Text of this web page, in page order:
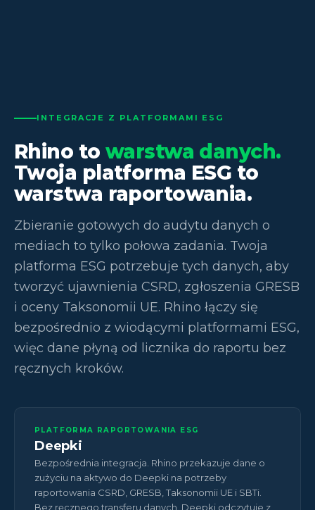
INTEGRACJE Z PLATFORMAMI ESG
Rhino to warstwa danych.
Twoja platforma ESG to
warstwa raportowania.
Zbieranie gotowych do audytu danych o
mediach to tylko połowa zadania. Twoja
platforma ESG potrzebuje tych danych, aby
tworzyć ujawnienia CSRD, zgłoszenia GRESB
i oceny Taksonomii UE. Rhino łączy się
bezpośrednio z wiodącymi platformami ESG,
więc dane płyną od licznika do raportu bez
ręcznych kroków.
PLATFORMA RAPORTOWANIA ESG
Deepki
Bezpośrednia integracja. Rhino przekazuje dane o
zużyciu na aktywo do Deepki na potrzeby
raportowania CSRD, GRESB, Taksonomii UE i SBTi.
Bez ręcznego transferu danych. Deepki odczytuje z